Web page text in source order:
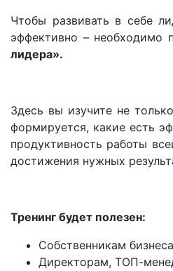
Чтобы развивать в себе
эффективно – необходимо
лидера».
Здесь вы изучите не
формируется, какие есть
продуктивность работы
достижения нужных
Тренинг будет полезен:
Собственникам
Директорам, ТОП-